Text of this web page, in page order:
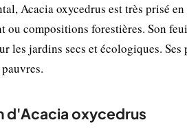
Acacia oxycedrus est très prisé
ou compositions forestières. Son
les jardins secs et écologiques.
d'Acacia oxycedrus